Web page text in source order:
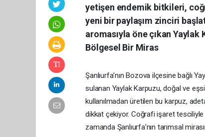
yetişen endemik bitkileri,
yeni bir paylaşım zinciri
aromasıyla öne çıkan
Bölgesel Bir Miras
Şanlıurfa’nın Bozova ilçesine bağlı
sulanan Yaylak Karpuzu, doğal ve
kullanılmadan üretilen bu karpuz,
dikkat çekiyor. Coğrafi işaret tesciliyle
zamanda Şanlıurfa’nın tarımsal